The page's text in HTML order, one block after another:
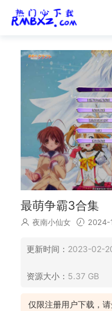
最萌争霸3合集
夜南小仙女 2024-
更新时间： 2023-02-
资源大小： 5.37 GB
仅限注册用户下载，